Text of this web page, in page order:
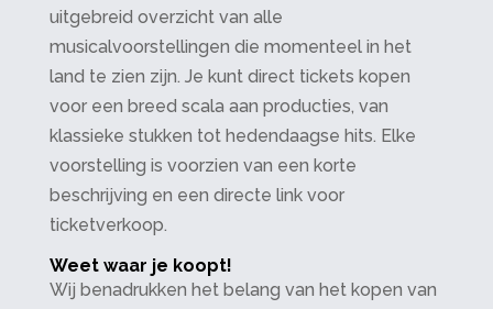
uitgebreid overzicht van alle
musicalvoorstellingen die momenteel in het
land te zien zijn. Je kunt direct tickets kopen
voor een breed scala aan producties, van
klassieke stukken tot hedendaagse hits. Elke
voorstelling is voorzien van een korte
beschrijving en een directe link voor
ticketverkoop.
Weet waar je koopt!
Wij benadrukken het belang van het kopen van